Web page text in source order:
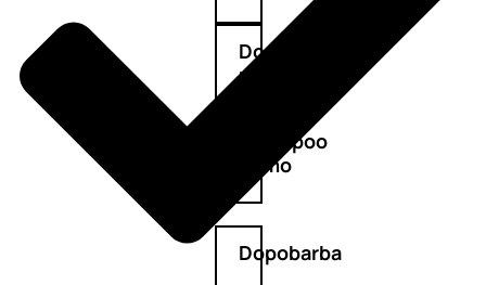
Docciaschiuma
uomo
Shampoo
uomo
Dopobarba